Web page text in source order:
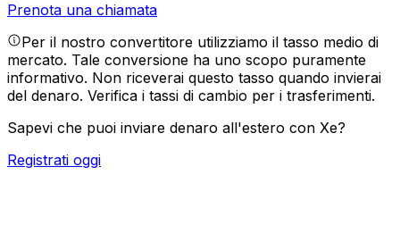
Prenota una chiamata
Per il nostro convertitore utilizziamo il tasso medio di
mercato. Tale conversione ha uno scopo puramente
informativo. Non riceverai questo tasso quando invierai
del denaro. Verifica i tassi di cambio per i trasferimenti.
Sapevi che puoi inviare denaro all'estero con Xe?
Registrati oggi